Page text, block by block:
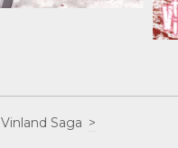
Vinland Saga >